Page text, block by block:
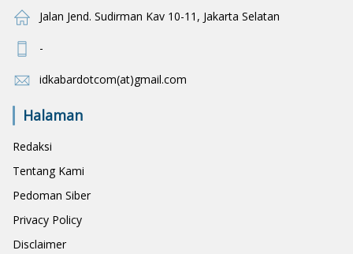
Jalan Jend. Sudirman Kav 10-11, Jakarta Selatan
-
idkabardotcom(at)gmail.com
Halaman
Redaksi
Tentang Kami
Pedoman Siber
Privacy Policy
Disclaimer